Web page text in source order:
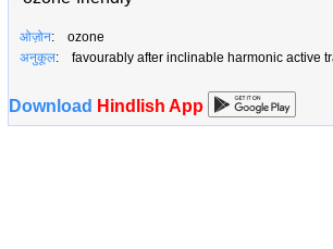
ओज़ोन: ozone
अनुकूल: favourably after inclinable harmonic active
Download Hindlish App